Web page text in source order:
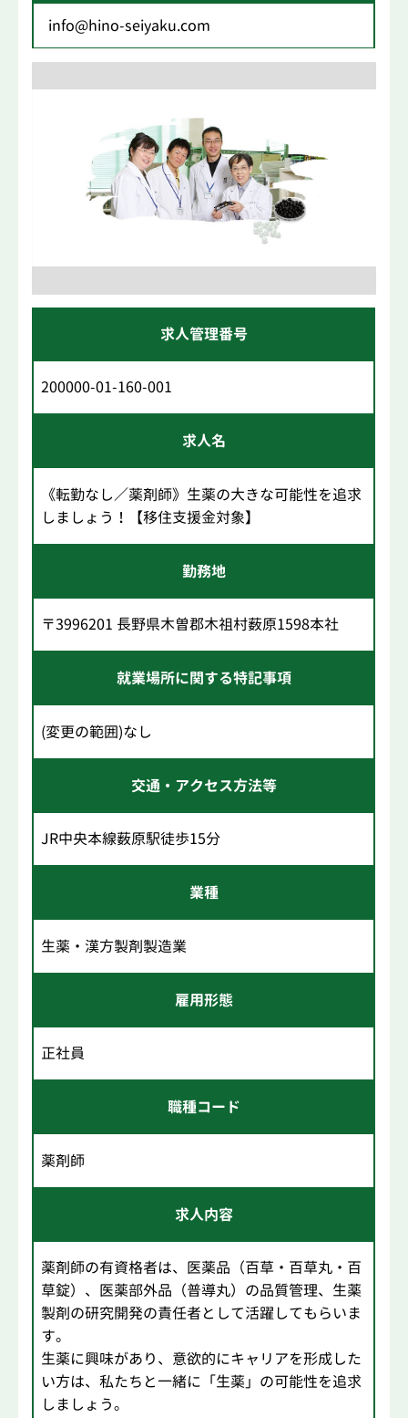
info@hino-seiyaku.com
求人管理番号
200000-01-160-001
求人名
《転勤なし／薬剤師》生薬の大きな可能性を追求
しましょう！【移住支援金対象】
勤務地
〒3996201 長野県木曽郡木祖村薮原1598本社
就業場所に関する特記事項
(変更の範囲)なし
交通・アクセス方法等
JR中央本線薮原駅徒歩15分
業種
生薬・漢方製剤製造業
雇用形態
正社員
職種コード
薬剤師
求人内容
薬剤師の有資格者は、医薬品（百草・百草丸・百
草錠）、医薬部外品（普導丸）の品質管理、生薬
製剤の研究開発の責任者として活躍してもらいま
す。
生薬に興味があり、意欲的にキャリアを形成した
い方は、私たちと一緒に「生薬」の可能性を追求
しましょう。